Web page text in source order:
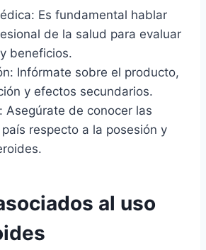
Es fundamental hablar
de la salud para evaluar
beneficios.
Infórmate sobre el producto,
y efectos secundarios.
Asegúrate de conocer las
respecto a la posesión y
al uso